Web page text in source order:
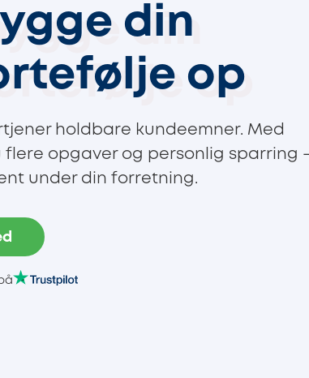
din
op
holdbare kundeemner. Med
opgaver og personlig sparring
under din forretning.